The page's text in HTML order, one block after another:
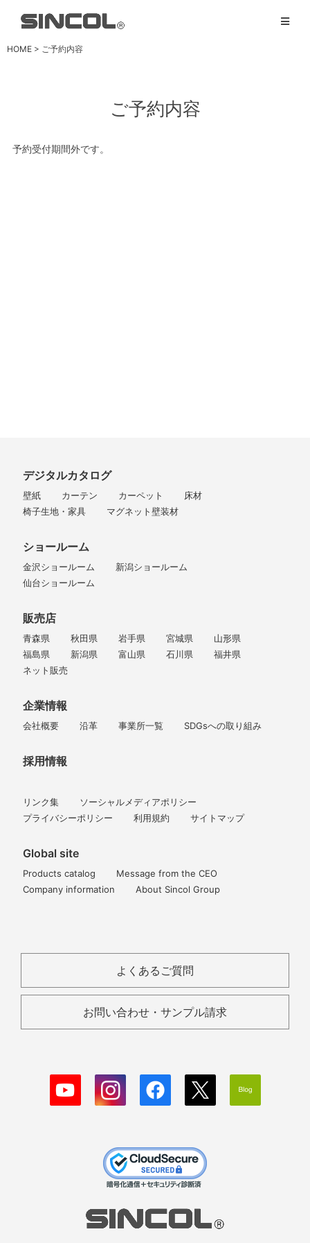
HOME > ご予約内容
ご予約内容
予約受付期間外です。
デジタルカタログ
壁紙 カーテン カーペット
床材
椅子生地・家具
マグネット壁装材
ショールーム
金沢ショールーム
新潟ショールーム
仙台ショールーム
販売店
青森県 秋田県 岩手県 宮城県
山形県
福島県
新潟県 富山県 石川県
福井県
ネット販売
企業情報
会社概要 沿革 事業所一覧 SDGsへの取り組み
採用情報
リンク集
ソーシャルメディアポリシー
プライバシーポリシー
利用規約 サイトマップ
Global site
Products catalog
Message from the CEO
Company information
About Sincol Group
よくあるご質問
お問い合わせ・サンプル請求